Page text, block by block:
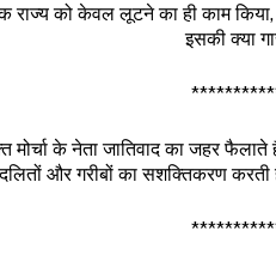
को केवल लूटने का ही काम किया,
इसकी क्या
के नेता जातिवाद का जहर
दलितों और गरीबों का सशक्तिकरण